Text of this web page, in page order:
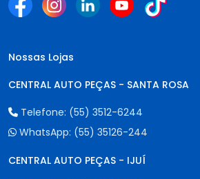
Nossas Lojas
CENTRAL AUTO PEÇAS - SANTA ROSA
Telefone: (55) 3512-6244
WhatsApp: (55) 35126-244
CENTRAL AUTO PEÇAS - IJUÍ